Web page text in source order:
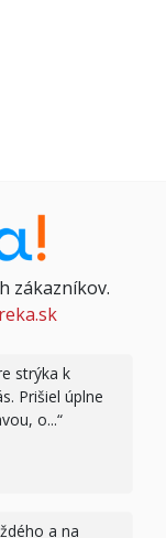
zákazníkov.
strýka k
Prišiel úplne
o...
a na